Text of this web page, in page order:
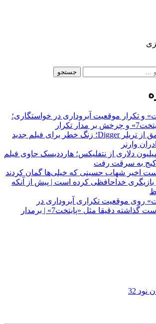
و تکرار موقعیت آبروداری در خواستگاری؛
تکرار
استقبال کم‌رمق از تریلر Digger؛ زنگ خطر برای فیلم جدید
وارنر
۱۰۵ میلیون دلاری از نتفلیکس؛ هارددیسک حاوی فیلم
کیج به سرقت رفت
اخیر شهاب حسینی که خیلی‌ها گمان کردند
بازیگری خداحافظی کرده است | پیش از آنکه
روی موقعیت تکراری آبروداری در
خواستگاری دست گذاشته دقیقا مثل «پایتخت7» | برمدار
32